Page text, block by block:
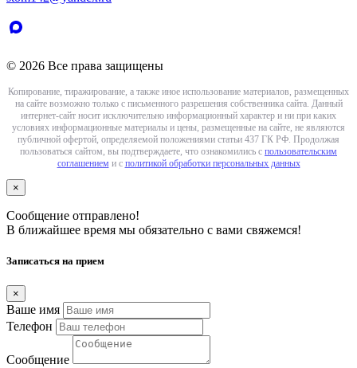
© 2026 Все права защищены
Копирование, тиражирование, а также иное использование материалов, размещенных
на сайте возможно только с письменного разрешения собственника сайта. Данный
интернет-сайт носит исключительно информационный характер и ни при каких
условиях информационные материалы и цены, размещенные на сайте, не являются
публичной офертой, определяемой положениями статьи 437 ГК РФ. Продолжая
пользоваться сайтом, вы подтверждаете, что ознакомились с пользовательским
соглашением и с политикой обработки персональных данных
×
Сообщение отправлено!
В ближайшее время мы обязательно с вами свяжемся!
Записаться на прием
×
Ваше имя
Телефон
Сообщение